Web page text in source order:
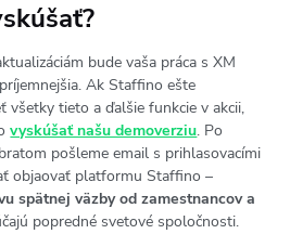
bude vaša práca s XM
Ak Staffino ešte
všetky tieto a ďalšie funkcie v akcii,
vyskúšať našu demoverziu. Po
pošleme email s prihlasovacími
objaovať platformu Staffino –
spätnej väzby od zamestnancov a
popredné svetové spoločnosti.